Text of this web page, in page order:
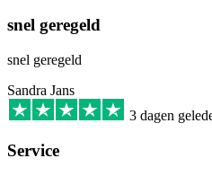
snel geregeld
snel geregeld
Sandra Jans
3 dagen
Service